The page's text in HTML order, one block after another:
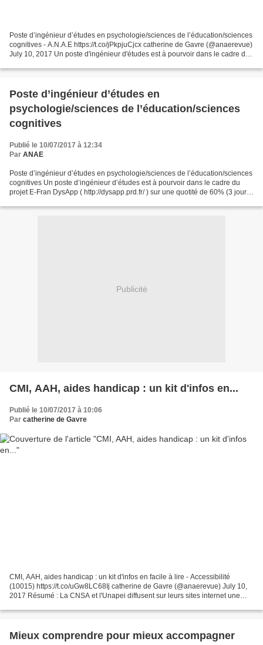
Poste d’ingénieur d’études en psychologie/sciences de l’éducation/sciences
cognitives - A.N.A.E https://t.co/jPkpjuCjcx catherine de Gavre (@anaerevue)
July 10, 2017 Un poste d'ingénieur d'études est à pourvoir dans le cadre du
Poste d’ingénieur d’études en
psychologie/sciences de l’éducation/sciences
cognitives
Publié le 10/07/2017 à 12:34
Par ANAE
Poste d’ingénieur d’études en psychologie/sciences de l’éducation/sciences
cognitives Un poste d’ingénieur d’études est à pourvoir dans le cadre du
projet E-Fran DysApp ( http://dysapp.prd.fr/ ) sur une quotité de 60% (3 jours
Publicité
CMI, AAH, aides handicap : un kit d'infos en...
Publié le 10/07/2017 à 10:06
Par catherine de Gavre
CMI, AAH, aides handicap : un kit d'infos en facile à lire - Accessibilité
(10015) https://t.co/uGw8LC68Ij catherine de Gavre (@anaerevue) July 10,
2017 Résumé : La CNSA et l'Unapei diffusent sur leurs sites internet une
Mieux comprendre pour mieux accompagner